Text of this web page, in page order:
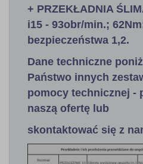
+ PRZEKŁADNIA
i15 - 93obr/min.;
bezpieczeństwa 1,2.
Dane techniczne
Państwo innych
pomocy technicznej -
naszą ofertę lub
skontaktować się z